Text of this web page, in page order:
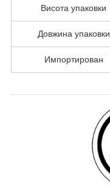
Висота упаковки
Довжина упаковки
Импортирован